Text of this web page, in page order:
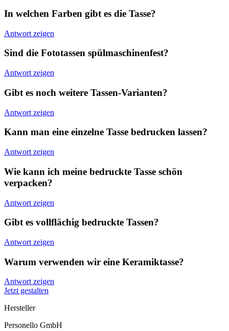
In welchen Farben gibt es die Tasse?
Antwort zeigen
Sind die Fototassen spülmaschinenfest?
Antwort zeigen
Gibt es noch weitere Tassen-Varianten?
Antwort zeigen
Kann man eine einzelne Tasse bedrucken lassen?
Antwort zeigen
Wie kann ich meine bedruckte Tasse schön
verpacken?
Antwort zeigen
Gibt es vollflächig bedruckte Tassen?
Antwort zeigen
Warum verwenden wir eine Keramiktasse?
Antwort zeigen
Jetzt gestalten
Hersteller
Personello GmbH